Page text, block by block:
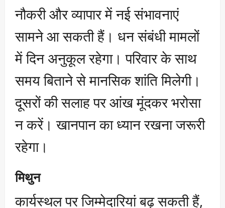
नौकरी और व्यापार में नई संभावनाएं
सामने आ सकती हैं। धन संबंधी मामलों
में दिन अनुकूल रहेगा। परिवार के साथ
समय बिताने से मानसिक शांति मिलेगी।
दूसरों की सलाह पर आंख मूंदकर भरोसा
न करें। खानपान का ध्यान रखना जरूरी
रहेगा।
मिथुन
कार्यस्थल पर जिम्मेदारियां बढ़ सकती हैं,